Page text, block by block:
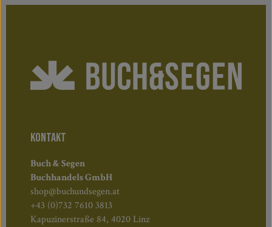
KONTAKT
Buch & Segen
Buchhandels GmbH
shop@buchundsegen.at
+43 (0)732 7610 3813
Kapuzinerstraße 84, 4020 Linz